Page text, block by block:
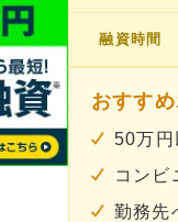
融資時間
おすす
50万円
コンビ
勤務先